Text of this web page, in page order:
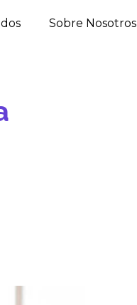
Sobre Nosotros